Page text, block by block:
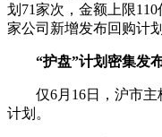
划71家次，金额上限
家公司新增发布回购计
“护盘”计划密集发
仅6月16日，沪市主
计划。